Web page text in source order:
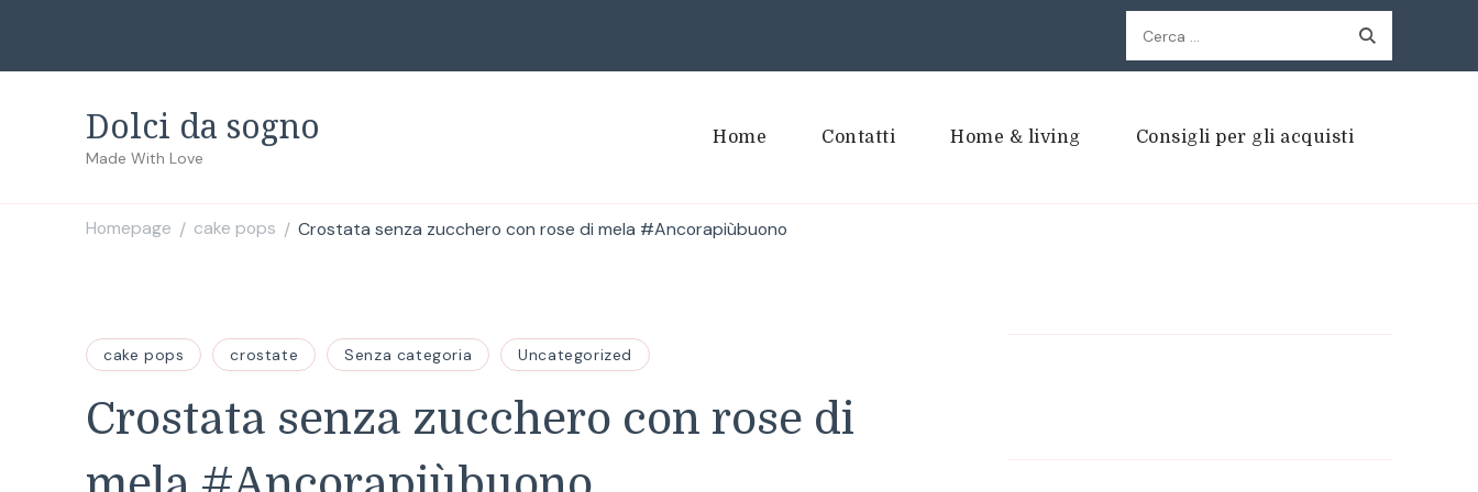
Ricerca
per:
Dolci da sogno
Made With Love
Home Contatti Home & living Consigli per gli acquisti
Homepage / cake pops / Crostata senza zucchero con rose di mela #Ancorapiùbuono
cake pops crostate Senza categoria Uncategorized
Crostata senza zucchero con rose di